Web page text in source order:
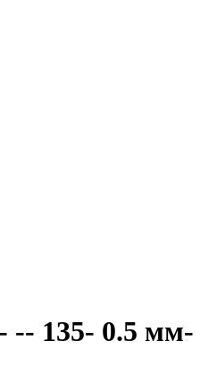
-- 135- 0.5 мм-